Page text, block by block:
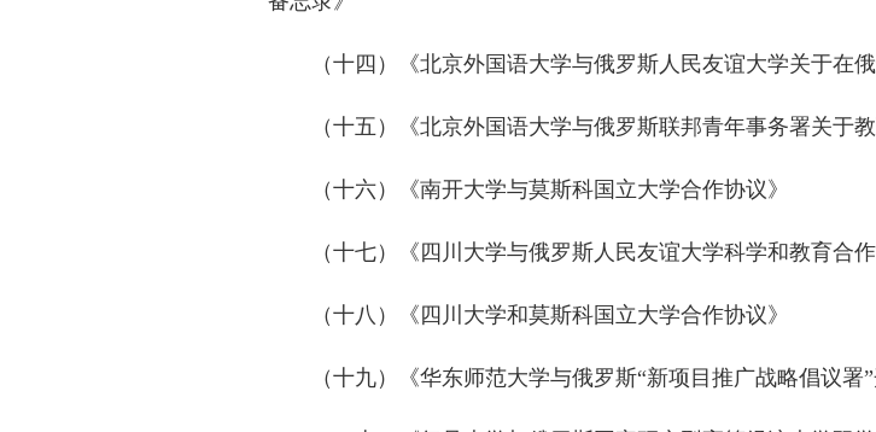
（十四）《北京外国语大学与俄罗斯人民友谊大学关于在
（十五）《北京外国语大学与俄罗斯联邦青年事务署关于
（十六）《南开大学与莫斯科国立大学合作协议》
（十七）《四川大学与俄罗斯人民友谊大学科学和教育合作
（十八）《四川大学和莫斯科国立大学合作协议》
（十九）《华东师范大学与俄罗斯“新项目推广战略倡议署